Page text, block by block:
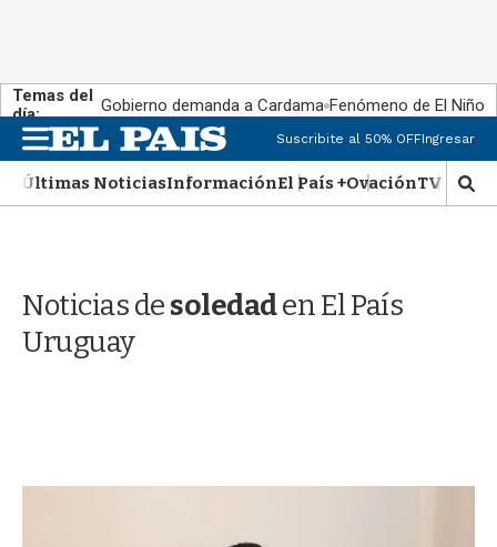
Temas del
día:
Gobierno demanda a Cardama Fenómeno de El Niño
M
e
n
u
Suscribite al 50% OFFIngresar
Últimas NoticiasInformaciónEl País +OvaciónTV Show
M
o
d
Noticias desoledaden El País
Uruguay